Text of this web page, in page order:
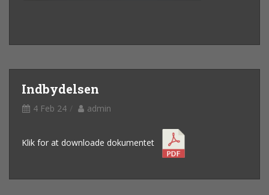
Indbydelsen
4 Feb 24 admin
Klik for at downloade dokumentet